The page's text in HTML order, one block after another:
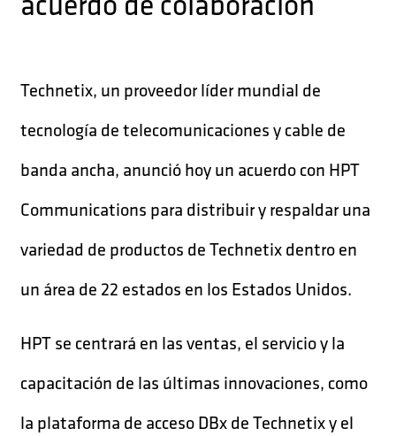
Technetix, un proveedor líder mundial de
tecnología de telecomunicaciones y cable de
banda ancha, anunció hoy un acuerdo con HPT
Communications para distribuir y respaldar una
variedad de productos de Technetix dentro en
un área de 22 estados en los Estados Unidos.
HPT se centrará en las ventas, el servicio y la
capacitación de las últimas innovaciones, como
la plataforma de acceso DBx de Technetix y el